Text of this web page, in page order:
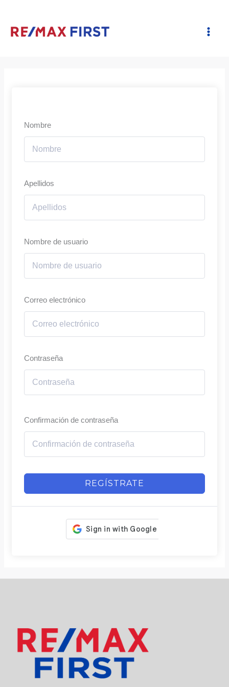
contenido
Nombre
Apellidos
Nombre de usuario
Correo electrónico
Contraseña
Confirmación de contraseña
REGÍSTRATE